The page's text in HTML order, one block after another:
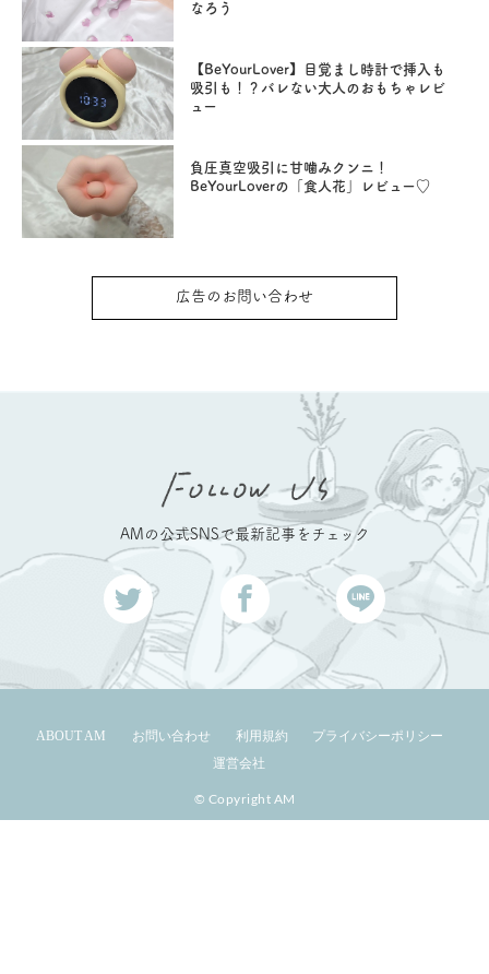
なろう
【BeYourLover】目覚まし時計で挿入も
吸引も！？バレない大人のおもちゃレビ
ュー
負圧真空吸引に甘噛みクンニ！
BeYourLoverの「食人花」レビュー♡
広告のお問い合わせ
AMの公式SNSで最新記事をチェック
ABOUT AM お問い合わせ 利用規約
プライバシーポリシー
運営会社
© Copyright AM